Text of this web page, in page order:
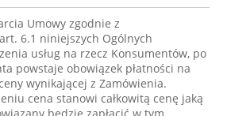
Umowy zgodnie z
6.1 niniejszych Ogólnych
usług na rzecz Konsumentów, po
powstaje obowiązek płatności na
wynikającej z Zamówienia.
cena stanowi całkowitą cenę jaką